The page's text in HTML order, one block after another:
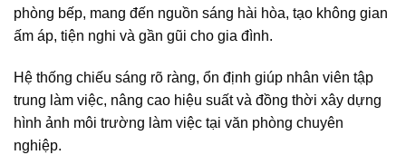
phòng bếp, mang đến nguồn sáng hài hòa, tạo không gian
ấm áp, tiện nghi và gần gũi cho gia đình.
Hệ thống chiếu sáng rõ ràng, ổn định giúp nhân viên tập
trung làm việc, nâng cao hiệu suất và đồng thời xây dựng
hình ảnh môi trường làm việc tại văn phòng chuyên
nghiệp.